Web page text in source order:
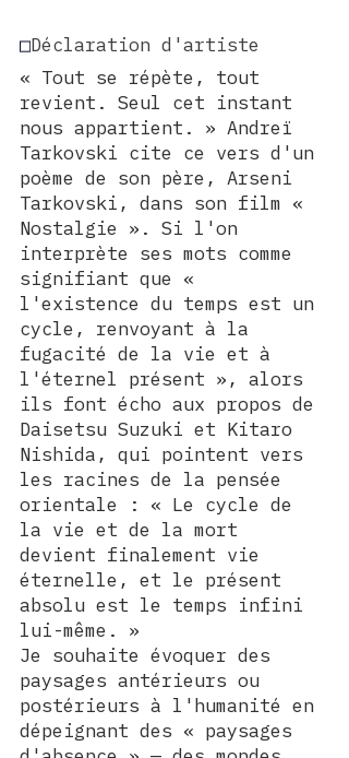
□Déclaration d'artiste
« Tout se répète, tout
revient. Seul cet instant
nous appartient. » Andreï
Tarkovski cite ce vers d'un
poème de son père, Arseni
Tarkovski, dans son film «
Nostalgie ». Si l'on
interprète ses mots comme
signifiant que «
l'existence du temps est un
cycle, renvoyant à la
fugacité de la vie et à
l'éternel présent », alors
ils font écho aux propos de
Daisetsu Suzuki et Kitaro
Nishida, qui pointent vers
les racines de la pensée
orientale : « Le cycle de
la vie et de la mort
devient finalement vie
éternelle, et le présent
absolu est le temps infini
lui-même. »
Je souhaite évoquer des
paysages antérieurs ou
postérieurs à l'humanité en
dépeignant des « paysages